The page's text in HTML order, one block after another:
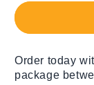
Order today
package